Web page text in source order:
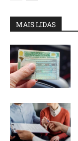
MAIS LIDAS